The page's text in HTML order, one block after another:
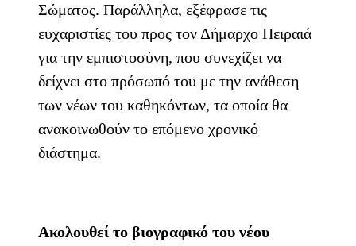
Σώματος. Παράλληλα, εξέφρασε τις
ευχαριστίες του προς τον Δήμαρχο Πειραιά
για την εμπιστοσύνη, που συνεχίζει να
δείχνει στο πρόσωπό του με την ανάθεση
των νέων του καθηκόντων, τα οποία θα
ανακοινωθούν το επόμενο χρονικό
διάστημα.
Ακολουθεί το βιογραφικό του νέου